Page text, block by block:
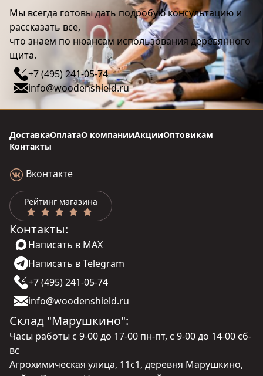
Мы всегда готовы дать подробую консультацию и
рассказать все,
что знаем по нюансам использования деревянного
щита.
+7 (495) 241-05-74
info@woodenshield.ru
ДоставкаОплатаО компанииАкцииОптовикам
Контакты
Вконтакте
Рейтинг магазина
Контакты:
Написать в MAX
Написать в Telegram
+7 (495) 241-05-74
info@woodenshield.ru
Склад "Марушкино":
Часы работы с 9-00 до 17-00 пн-пт, с 9-00 до 14-00 сб-
вс
Агрохимическая улица, 11с1, деревня Марушкино,